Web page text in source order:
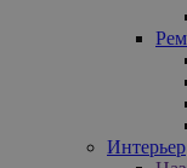
Интерьер